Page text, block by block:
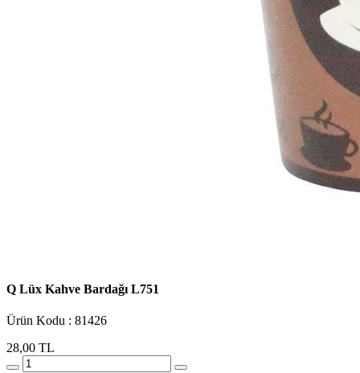
Q Lüx Kahve Bardağı L751
Ürün Kodu : 81426
28,00 TL